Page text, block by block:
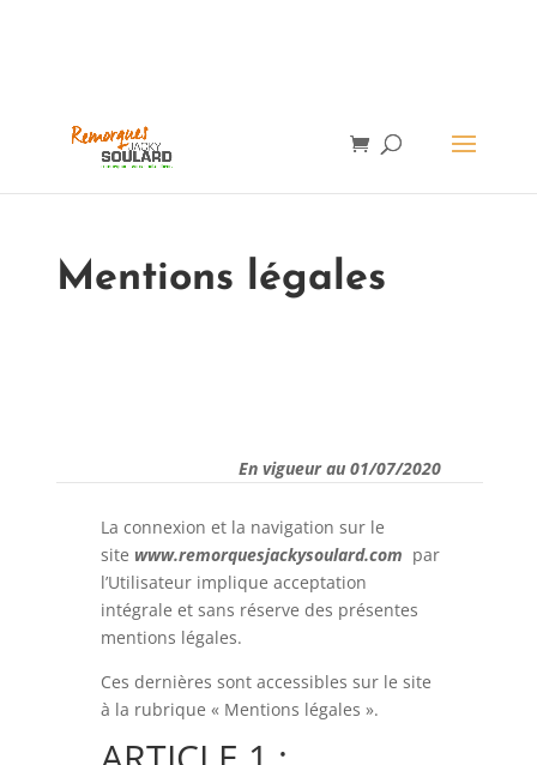
Mentions légales
En vigueur au 01/07/2020
www.remorquesjackysoulard.com
La connexion et la navigation sur le
site www.remorquesjackysoulard.com par
l’Utilisateur implique acceptation
intégrale et sans réserve des présentes
mentions légales.
Ces dernières sont accessibles sur le site
à la rubrique « Mentions légales ».